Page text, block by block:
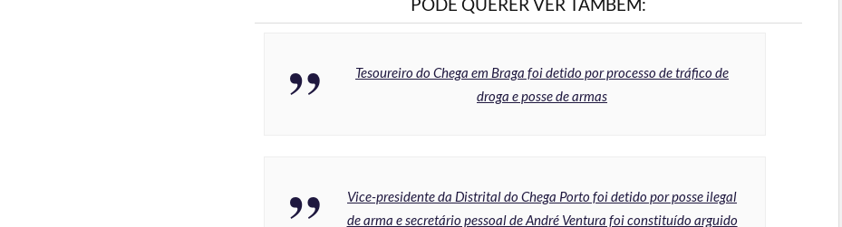
PODE QUERER VER TAMBÉM:
Tesoureiro do Chega em Braga foi detido por processo de tráfico de
droga e posse de armas
Vice-presidente da Distrital do Chega Porto foi detido por posse ilegal
de arma e secretário pessoal de André Ventura foi constituído arguido